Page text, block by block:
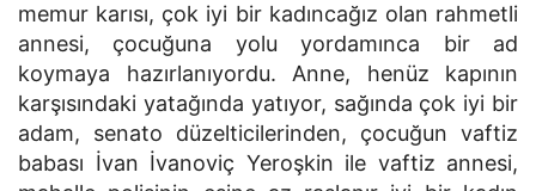
memur karısı, çok iyi bir kadıncağız olan rahmetli
annesi, çocuğuna yolu yordamınca bir ad
koymaya hazırlanıyordu. Anne, henüz kapının
karşısındaki yatağında yatıyor, sağında çok iyi bir
adam, senato düzelticilerinden, çocuğun vaftiz
babası İvan İvanoviç Yeroşkin ile vaftiz annesi,